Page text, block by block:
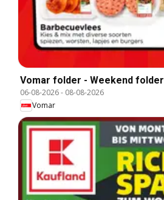
Vomar folder - Weekend folder
06-08-2026- 08-08-2026
Vomar